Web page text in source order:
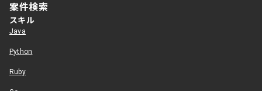
案件検索
スキル
Java
Python
Ruby